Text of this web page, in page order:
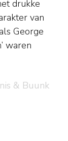
& Buunk